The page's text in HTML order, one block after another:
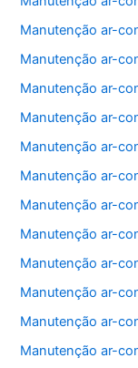
Manutenção ar-
Manutenção ar-
Manutenção ar-
Manutenção ar-
Manutenção ar-
Manutenção ar-
Manutenção ar-
Manutenção ar-
Manutenção ar-
Manutenção ar-
Manutenção ar-
Manutenção ar-